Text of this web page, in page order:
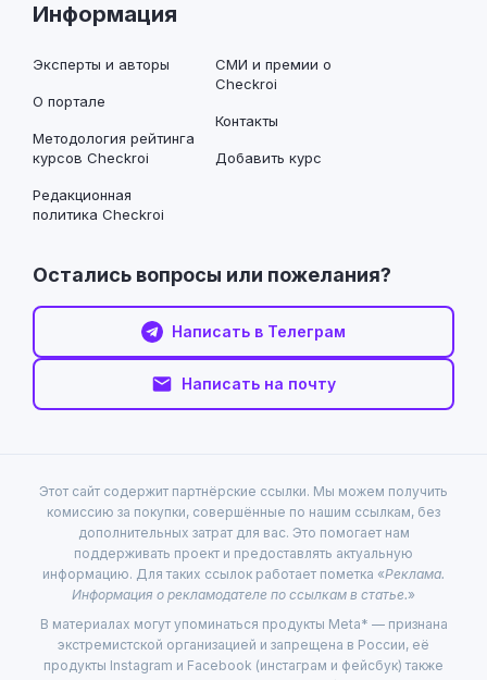
Информация
Эксперты и авторы
О портале
Методология рейтинга
курсов Checkroi
Редакционная
политика Checkroi
СМИ и премии о
Checkroi
Контакты
Добавить курс
Остались вопросы или пожелания?
Написать в Телеграм
Написать на почту
Этот сайт содержит партнёрские ссылки. Мы можем получить
комиссию за покупки, совершённые по нашим ссылкам, без
дополнительных затрат для вас. Это помогает нам
поддерживать проект и предоставлять актуальную
информацию. Для таких ссылок работает пометка «Реклама.
Информация о рекламодателе по ссылкам в статье.»
В материалах могут упоминаться продукты Meta* — признана
экстремистской организацией и запрещена в России, её
продукты Instagram и Facebook (инстаграм и фейсбук) также